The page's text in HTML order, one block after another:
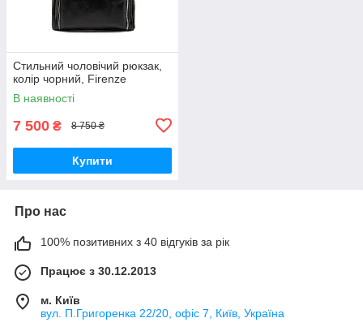
Стильний чоловічий рюкзак,
колір чорний, Firenze
В наявності
7 500 ₴ 8 750 ₴
Купити
Про нас
100% позитивних з 40 відгуків за рік
Працює з 30.12.2013
м. Київ
вул. П.Григоренка 22/20, офіс 7, Київ, Україна